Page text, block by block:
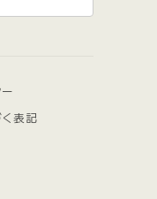
表記